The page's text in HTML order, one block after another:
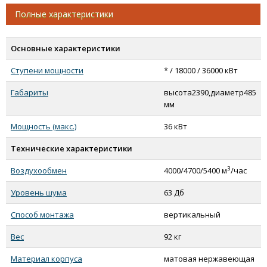
Тепломаш КЭВ-30П6041Е (полированная)
Тепломаш КЭВ-30П6041Е (нержавеющая)
Тепломаш КЭВ-18П6042Е (полированная)
Тепломаш КЭВ-36П6042Е (полированная)
Тепломаш КЭВ-18П6042Е (нержавеющая)
Тепломаш КЭВ-24П6042Е (нержавеющая)
Тепломаш КЭВ-36П6042Е (нержавеющая)
Тепломаш КЭВ-24П6043Е (полированная)
Тепломаш КЭВ-36П6043Е (полированная)
Тепломаш КЭВ-48П6043Е (полированная)
Тепломаш КЭВ-24П6043Е (нержавеющая)
Тепломаш КЭВ-36П6043Е (нержавеющая)
Тепломаш КЭВ-48П6043Е (нержавеющая)
Полные характеристики
Основные характеристики
Ступени мощности * / 18000 / 36000 кВт
Габариты
высота2390,диаметр485
мм
Мощность (макс.) 36 кВт
Технические характеристики
Воздухообмен 4000/4700/5400 м3/час
Уровень шума 63 Дб
Способ монтажа вертикальный
Вес 92 кг
Материал корпуса
матовая нержавеющая